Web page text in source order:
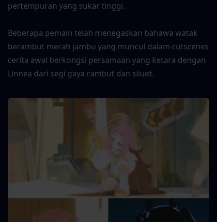
pertempuran yang sukar tinggi.
Beberapa pemain telah menegaskan bahawa watak
berambut merah jambu yang muncul dalam cutscenes
cerita awal berkongsi persamaan yang ketara dengan
Linnea dari segi gaya rambut dan siluet.